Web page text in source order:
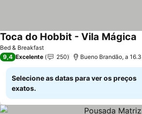
Bed & Breakfast
Toca do Hobbit - Vila Mágica
9,4 Excelente 250 Bueno Brandão, a
Selecione as datas para ver os preços
exatos.